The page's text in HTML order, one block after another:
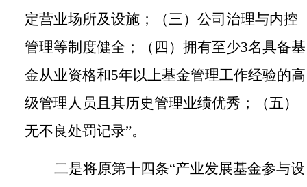
定营业场所及设施；（三）公司治理与内控
管理等制度健全；（四）拥有至少3名具备基
金从业资格和5年以上基金管理工作经验的高
级管理人员且其历史管理业绩优秀；（五）
无不良处罚记录”。
二是将原第十四条“产业发展基金参与设